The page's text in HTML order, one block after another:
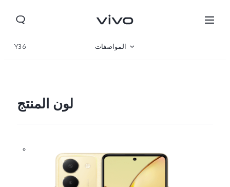
Y36 المواصفات
لون المنتج